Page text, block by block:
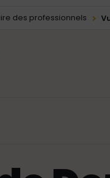
des professionnels